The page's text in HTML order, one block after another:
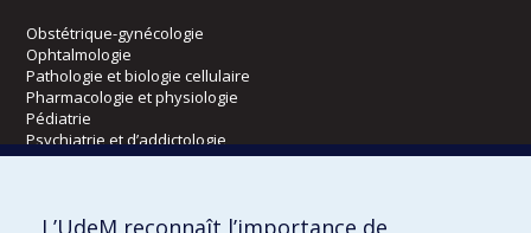
Obstétrique-gynécologie
Ophtalmologie
Pathologie et biologie cellulaire
Pharmacologie et physiologie
Pédiatrie
Psychiatrie et d’addictologie
Radiologie, radio-oncologie et médecine nucléaire
L’UdeM reconnaît l’importance de